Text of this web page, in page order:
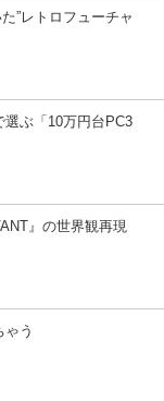
”レトロフューチャ
ぶ「10万円台PC3
』の世界観再現
う